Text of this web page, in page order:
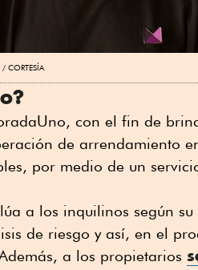
CORTESÍA
con el fin de
de arrendamiento
por medio de un
a los inquilinos según
de riesgo y así, en el
a los propietarios